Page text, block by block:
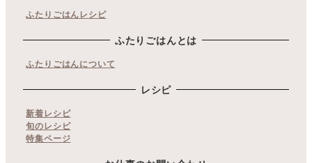
ふたりごはんレシピ
ふたりごはんとは
ふたりごはんについて
レシピ
新着レシピ
旬のレシピ
特集ページ